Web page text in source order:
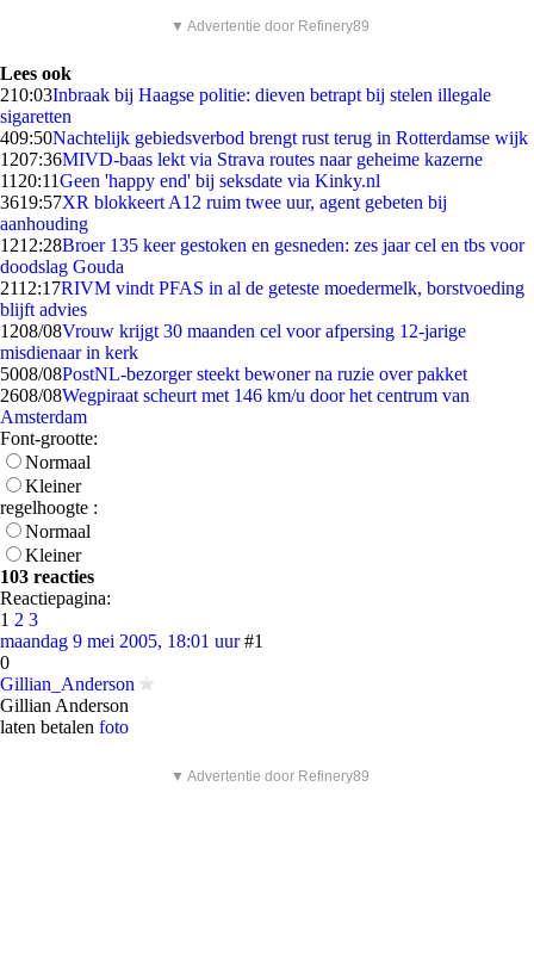
▼ Advertentie door Refinery89
Lees ook
210:03Inbraak bij Haagse politie: dieven betrapt bij stelen illegale
sigaretten
409:50Nachtelijk gebiedsverbod brengt rust terug in Rotterdamse wijk
1207:36MIVD-baas lekt via Strava routes naar geheime kazerne
11 20:11Geen 'happy end' bij seksdate via Kinky.nl
3619:57XR blokkeert A12 ruim twee uur, agent gebeten bij
aanhouding
1212:28Broer 135 keer gestoken en gesneden: zes jaar cel en tbs voor
doodslag Gouda
2112:17RIVM vindt PFAS in al de geteste moedermelk, borstvoeding
blijft advies
1208/08Vrouw krijgt 30 maanden cel voor afpersing 12-jarige
misdienaar in kerk
5008/08PostNL-bezorger steekt bewoner na ruzie over pakket
2608/08Wegpiraat scheurt met 146 km/u door het centrum van
Amsterdam
Font-grootte:
Normaal
Kleiner
regelhoogte :
Normaal
Kleiner
103 reacties
Reactiepagina:
1 2 3
maandag 9 mei 2005, 18:01 uur #1
0
Gillian_Anderson
Gillian Anderson
laten betalen foto
▼ Advertentie door Refinery89